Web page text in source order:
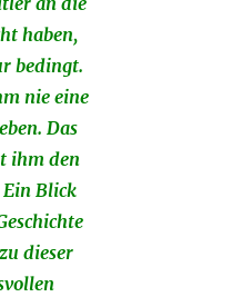
haben,
bedingt.
nie eine
Das
ihm den
Ein Blick
dieser